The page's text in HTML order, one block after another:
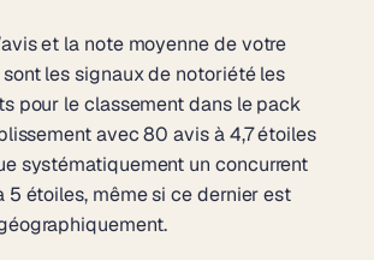
et la note moyenne de votre
les signaux de notoriété les
pour le classement dans le pack
avec 80 avis à 4,7 étoiles
systématiquement un concurrent
5 étoiles, même si ce dernier est